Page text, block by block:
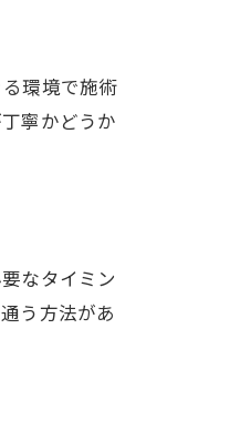
環境で施術
寧かどうか
なタイミン
う方法があ